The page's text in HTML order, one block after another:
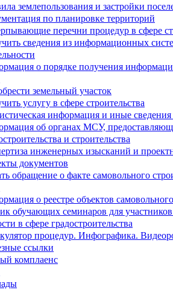
землепользования и застройки
по планировке территорий
перечни процедур в сфере
сведения из информационных
о порядке получения
земельный участок
услугу в сфере строительства
информация и иные сведения
об органах МСУ,
и строительства
инженерных изысканий и
документов
обращение о факте самовольного
о реестре объектов
обучающих семинаров для участников
в сфере градостроительства
процедур. Инфографика.
ссылки
комплаенс